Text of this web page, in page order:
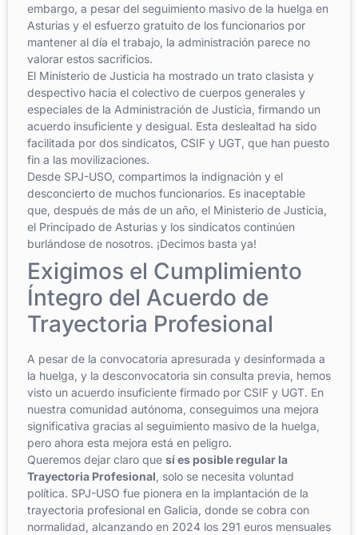
embargo, a pesar del seguimiento masivo de la huelga en
Asturias y el esfuerzo gratuito de los funcionarios por
mantener al día el trabajo, la administración parece no
valorar estos sacrificios.
El Ministerio de Justicia ha mostrado un trato clasista y
despectivo hacia el colectivo de cuerpos generales y
especiales de la Administración de Justicia, firmando un
acuerdo insuficiente y desigual. Esta deslealtad ha sido
facilitada por dos sindicatos, CSIF y UGT, que han puesto
fin a las movilizaciones.
Desde SPJ-USO, compartimos la indignación y el
desconcierto de muchos funcionarios. Es inaceptable
que, después de más de un año, el Ministerio de Justicia,
el Principado de Asturias y los sindicatos continúen
burlándose de nosotros. ¡Decimos basta ya!
Exigimos el Cumplimiento
Íntegro del Acuerdo de
Trayectoria Profesional
A pesar de la convocatoria apresurada y desinformada a
la huelga, y la desconvocatoria sin consulta previa, hemos
visto un acuerdo insuficiente firmado por CSIF y UGT. En
nuestra comunidad autónoma, conseguimos una mejora
significativa gracias al seguimiento masivo de la huelga,
pero ahora esta mejora está en peligro.
Queremos dejar claro que sí es posible regular la
Trayectoria Profesional, solo se necesita voluntad
política. SPJ-USO fue pionera en la implantación de la
trayectoria profesional en Galicia, donde se cobra con
normalidad, alcanzando en 2024 los 291 euros mensuales